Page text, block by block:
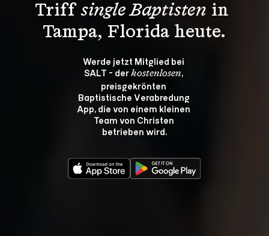
Triff single Baptisten in
Tampa, Florida heute.
Werde jetzt Mitglied bei
SALT - der kostenlosen,
preisgekrönten
Baptistische Verabredung
App, die von einem kleinen
Team von Christen
betrieben wird.